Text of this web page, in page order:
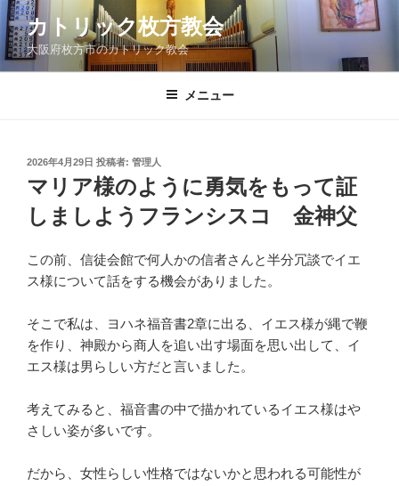
コ
ン
テ
ン
カトリック枚方教会
大阪府枚方市のカトリック教会
メニュー
投
日:
2026年4月29日 投稿者: 管理人
マリア様のように勇気をもって証
しましようフランシスコ 金神父
この前、信徒会館で何人かの信者さんと半分冗談でイエ
ス様について話をする機会がありました。
そこで私は、ヨハネ福音書2章に出る、イエス様が縄で鞭
を作り、神殿から商人を追い出す場面を思い出して、イ
エス様は男らしい方だと言いました。
考えてみると、福音書の中で描かれているイエス様はや
さしい姿が多いです。
だから、女性らしい性格ではないかと思われる可能性が